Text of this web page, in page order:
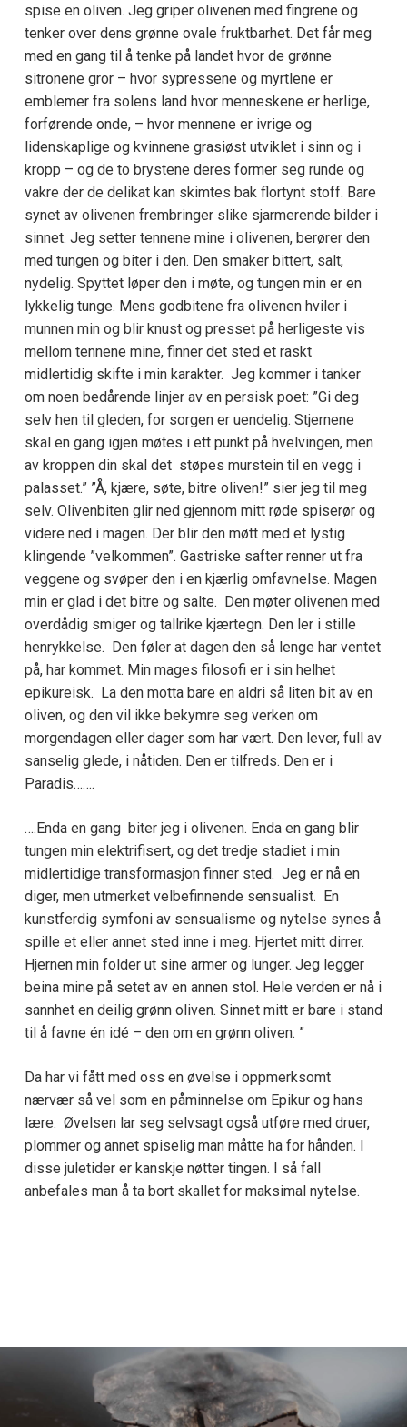
spise en oliven. Jeg griper olivenen med fingrene og
tenker over dens grønne ovale fruktbarhet. Det får meg
med en gang til å tenke på landet hvor de grønne
sitronene gror – hvor sypressene og myrtlene er
emblemer fra solens land hvor menneskene er herlige,
forførende onde, – hvor mennene er ivrige og
lidenskaplige og kvinnene grasiøst utviklet i sinn og i
kropp – og de to brystene deres former seg runde og
vakre der de delikat kan skimtes bak flortynt stoff. Bare
synet av olivenen frembringer slike sjarmerende bilder i
sinnet. Jeg setter tennene mine i olivenen, berører den
med tungen og biter i den. Den smaker bittert, salt,
nydelig. Spyttet løper den i møte, og tungen min er en
lykkelig tunge. Mens godbitene fra olivenen hviler i
munnen min og blir knust og presset på herligeste vis
mellom tennene mine, finner det sted et raskt
midlertidig skifte i min karakter. Jeg kommer i tanker
om noen bedårende linjer av en persisk poet: ”Gi deg
selv hen til gleden, for sorgen er uendelig. Stjernene
skal en gang igjen møtes i ett punkt på hvelvingen, men
av kroppen din skal det støpes murstein til en vegg i
palasset.” ”Å, kjære, søte, bitre oliven!” sier jeg til meg
selv. Olivenbiten glir ned gjennom mitt røde spiserør og
videre ned i magen. Der blir den møtt med et lystig
klingende ”velkommen”. Gastriske safter renner ut fra
veggene og svøper den i en kjærlig omfavnelse. Magen
min er glad i det bitre og salte. Den møter olivenen med
overdådig smiger og tallrike kjærtegn. Den ler i stille
henrykkelse. Den føler at dagen den så lenge har ventet
på, har kommet. Min mages filosofi er i sin helhet
epikureisk. La den motta bare en aldri så liten bit av en
oliven, og den vil ikke bekymre seg verken om
morgendagen eller dager som har vært. Den lever, full av
sanselig glede, i nåtiden. Den er tilfreds. Den er i
Paradis…….
….Enda en gang biter jeg i olivenen. Enda en gang blir
tungen min elektrifisert, og det tredje stadiet i min
midlertidige transformasjon finner sted. Jeg er nå en
diger, men utmerket velbefinnende sensualist. En
kunstferdig symfoni av sensualisme og nytelse synes å
spille et eller annet sted inne i meg. Hjertet mitt dirrer.
Hjernen min folder ut sine armer og lunger. Jeg legger
beina mine på setet av en annen stol. Hele verden er nå i
sannhet en deilig grønn oliven. Sinnet mitt er bare i stand
til å favne én idé – den om en grønn oliven. ”
Da har vi fått med oss en øvelse i oppmerksomt
nærvær så vel som en påminnelse om Epikur og hans
lære. Øvelsen lar seg selvsagt også utføre med druer,
plommer og annet spiselig man måtte ha for hånden. I
disse juletider er kanskje nøtter tingen. I så fall
anbefales man å ta bort skallet for maksimal nytelse.